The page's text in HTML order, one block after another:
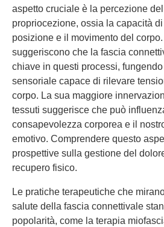
aspetto cruciale è la percezione
propriocezione, ossia la capacità
posizione e il movimento del
suggeriscono che la fascia
chiave in questi processi,
sensoriale capace di rilevare
corpo. La sua maggiore
tessuti suggerisce che può
consapevolezza corporea e il
emotivo. Comprendere questo
prospettive sulla gestione del
recupero fisico.
Le pratiche terapeutiche che
salute della fascia connettivale
popolarità, come la terapia